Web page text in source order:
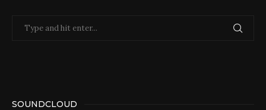
SOUNDCLOUD